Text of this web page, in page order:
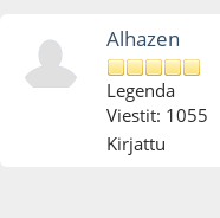
Alhazen
Legenda
Viestit: 1055
Kirjattu